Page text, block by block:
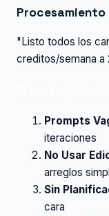
"Listo todos los
creditos/semana a
Prompts
iteraciones
No Usar
arreglos
Sin
cara